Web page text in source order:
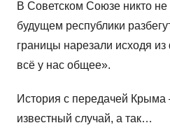
В Советском Союзе никто не
будущем республики
границы нарезали исходя
всё у нас общее».
История с передачей
известный случай, а так…